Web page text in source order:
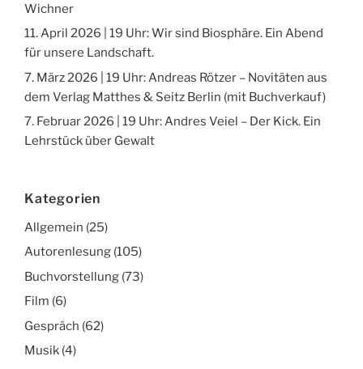
Wichner
11. April 2026 | 19 Uhr: Wir sind Biosphäre. Ein Abend
für unsere Landschaft.
7. März 2026 | 19 Uhr: Andreas Rötzer – Novitäten aus
dem Verlag Matthes & Seitz Berlin (mit Buchverkauf)
7. Februar 2026 | 19 Uhr: Andres Veiel – Der Kick. Ein
Lehrstück über Gewalt
Kategorien
Allgemein (25)
Autorenlesung (105)
Buchvorstellung (73)
Film (6)
Gespräch (62)
Musik (4)